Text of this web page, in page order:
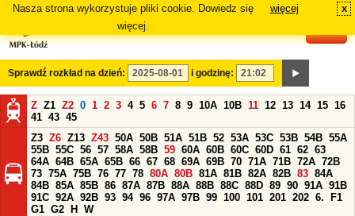
Nasza strona wykorzystuje pliki cookie. Dowiedz się
więcej.
więcej x
Sprawdź rozkład na dzień: i godzinę:
Z Z1 Z2 0 1 2 3 4 5 6 7 8 9 10A 10B 11 12 13 14 15 16
41 43 45
Z3 Z6 Z13 Z43 50A 50B 51A 51B 52 53A 53C 53B 54B 55A
55B 55C 56 57 58A 58B 59 60A 60B 60C 60D 61 62 63
64A 64B 65A 65B 66 67 68 69A 69B 70 71A 71B 72A 72B
73 75A 75B 76 77 78 80A 80B 81A 81B 82A 82B 83 84A
84B 85A 85B 86 87A 87B 88A 88B 88C 88D 89 90 91A 91B
91C 92A 92B 93 94 96 97A 97B 99 100 101 201 202 6.
F1
G1 G2 H
W